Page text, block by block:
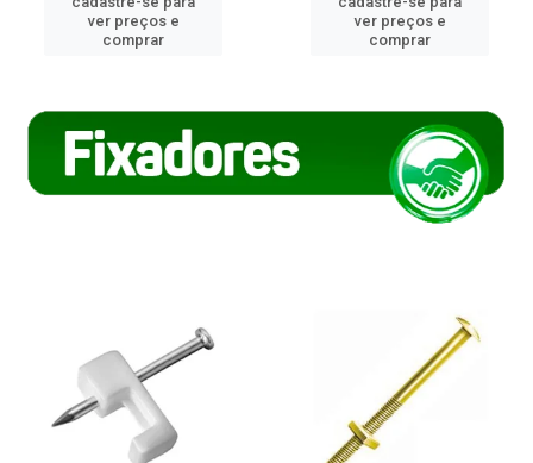
ver preços e
comprar
ver preços e
comprar